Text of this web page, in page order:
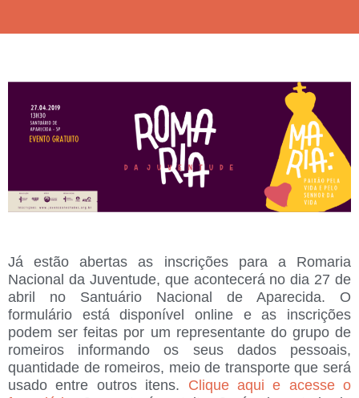
Já estão abertas as inscrições para a Romaria
Nacional da Juventude, que acontecerá no dia 27 de
abril no Santuário Nacional de Aparecida. O
formulário está disponível online e as inscrições
podem ser feitas por um representante do grupo de
romeiros informando os seus dados pessoais,
quantidade de romeiros, meio de transporte que será
usado entre outros itens. Clique aqui e acesse o